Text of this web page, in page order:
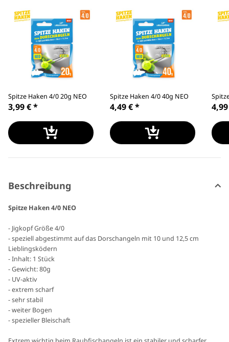
Spitze Haken 4/0 20g NEO
3,99 €*
Spitze Haken 4/0 40g NEO
4,49 €*
Beschreibung
Spitze Haken 4/0 NEO
- Jigkopf Größe 4/0
- speziell abgestimmt auf das Dorschangeln mit 10 und 12,5 cm
Lieblingsködern
- Inhalt: 1 Stück
- Gewicht: 80g
- UV-aktiv
- extrem scharf
- sehr stabil
- weiter Bogen
- spezieller Bleischaft